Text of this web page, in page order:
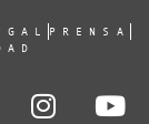
PRENSA